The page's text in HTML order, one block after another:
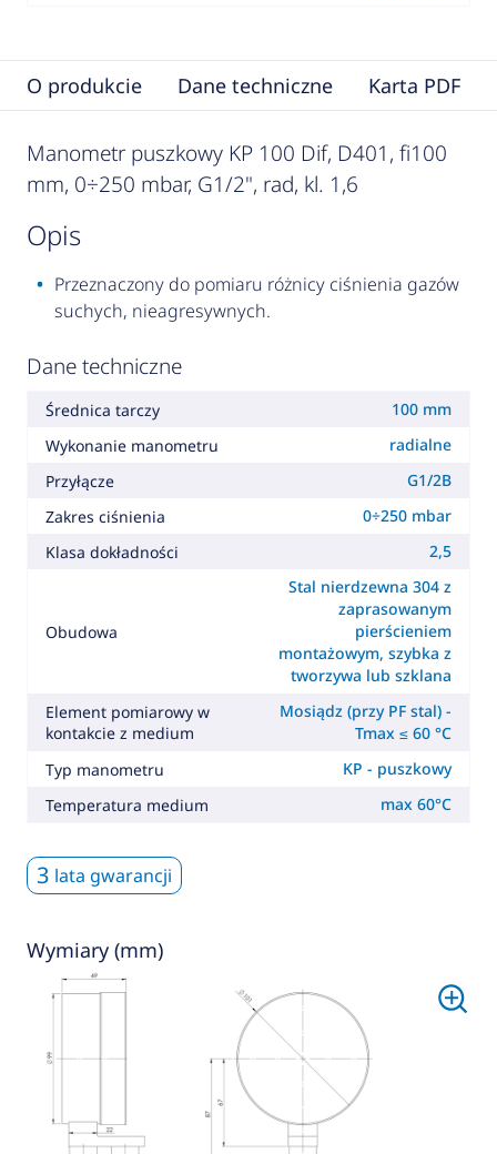
O produkcie Dane techniczne Karta PDF
Manometr puszkowy KP 100 Dif, D401, fi100
mm, 0÷250 mbar, G1/2", rad, kl. 1,6
opis
Przeznaczony do pomiaru różnicy ciśnienia gazów
suchych, nieagresywnych.
Dane techniczne
Średnica tarczy
100 mm
Wykonanie manometru
radialne
Przyłącze
G1/2B
Zakres ciśnienia
0÷250 mbar
Klasa dokładności
2,5
Obudowa
Stal nierdzewna 304 z
zaprasowanym
pierścieniem
montażowym, szybka z
tworzywa lub szklana
Element pomiarowy w
kontakcie z medium
Mosiądz (przy PF stal) -
Tmax ≤ 60 °C
Typ manometru
KP - puszkowy
Temperatura medium
max 60°C
3 lata gwarancji
Wymiary (mm)